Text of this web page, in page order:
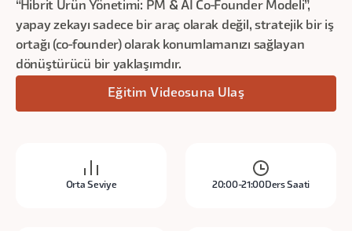
“Hibrit Ürün Yönetimi: PM & AI Co-Founder Modeli”,
yapay zekayı sadece bir araç olarak değil, stratejik bir iş
ortağı (co-founder) olarak konumlamanızı sağlayan
dönüştürücü bir yaklaşımdır.
Eğitim Videosuna Ulaş
Orta Seviye 20:00-21:00Ders Saati